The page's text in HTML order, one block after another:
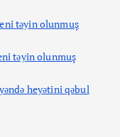
təyin olunmuş
təyin olunmuş
heyətini qəbul